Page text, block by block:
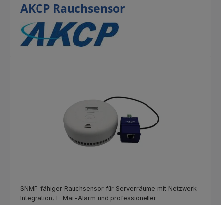
AKCP Rauchsensor
SNMP-fähiger Rauchsensor für Serverräume mit Netzwerk-
Integration, E-Mail-Alarm und professioneller